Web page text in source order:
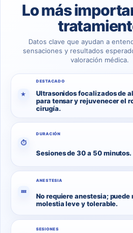
Lo más
Datos clave que ayudan a
sensaciones y resultados
valoración médica.
★
DESTACADO
Ultrasonidos focalizados de
para tensar y rejuvenecer el
cirugía.
⏱
DURACIÓN
Sesiones de 30 a 50 minutos.
💤
ANESTESIA
No requiere anestesia; puede
molestia leve y tolerable.
SESIONES